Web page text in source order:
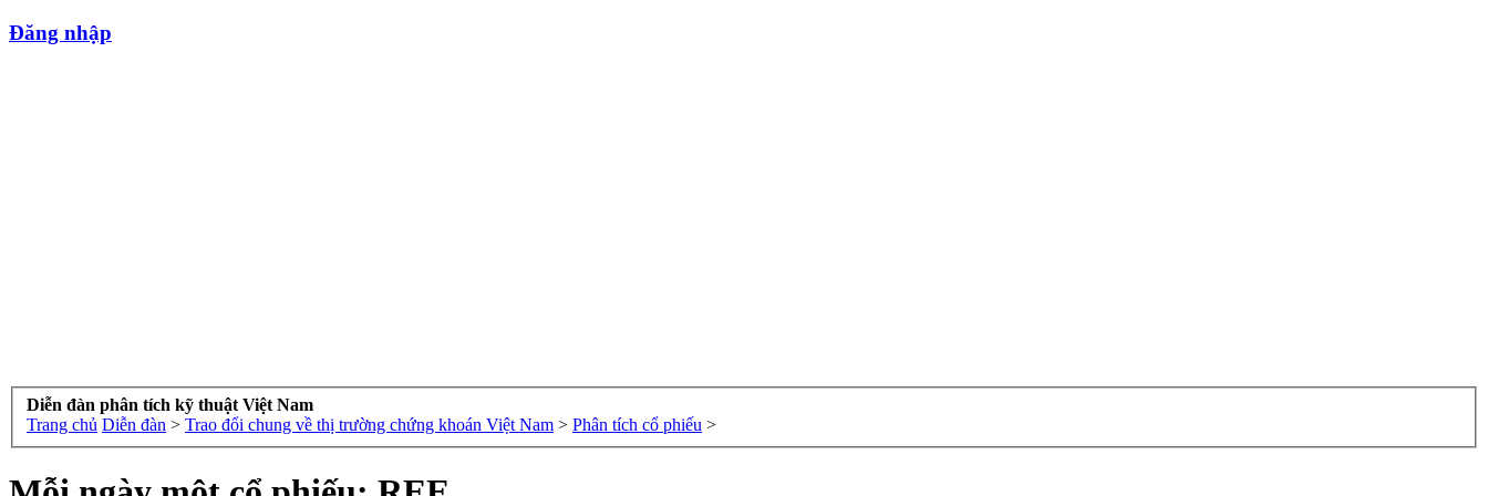
Đăng nhập
Diễn đàn phân tích kỹ thuật Việt Nam
Trang chủ Diễn đàn > Trao đổi chung về thị trường chứng khoán Việt Nam > Phân tích cổ phiếu >